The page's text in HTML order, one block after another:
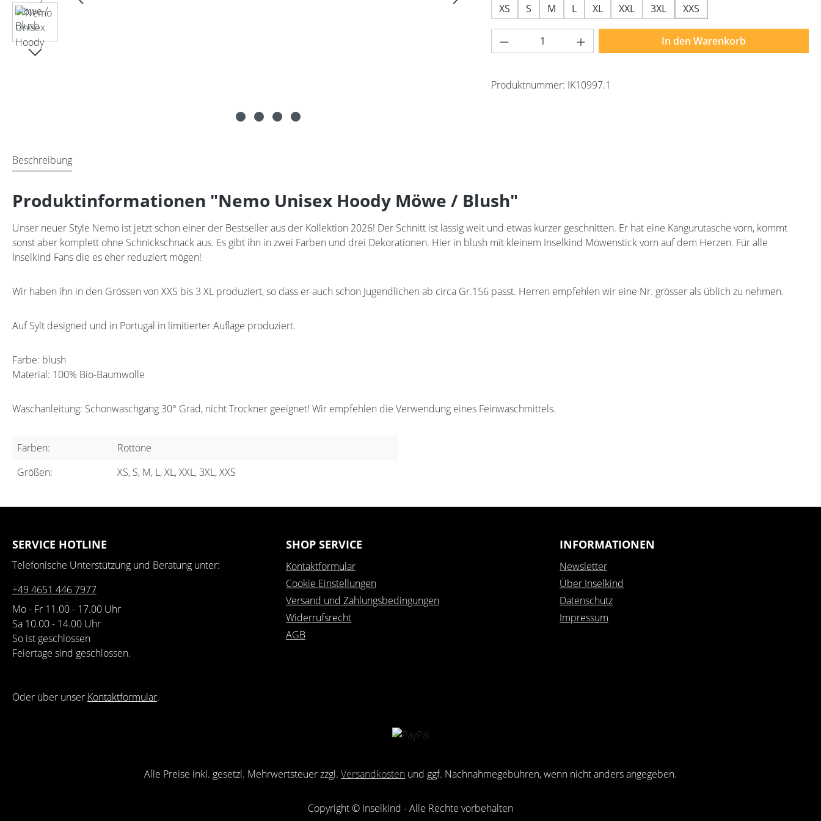
XS
S M L XL XXL 3XL XXS
Produkt Anzahl: Gib den gewünschten Wert ein
In den Warenkorb
Produktnummer: IK10997.1
Beschreibung
Produktinformationen "Nemo Unisex Hoody Möwe / Blush"
Unser neuer Style Nemo ist jetzt schon einer der Bestseller aus der Kollektion 2026! Der Schnitt ist lässig weit und etwas kürzer geschnitten. Er hat eine Kängurutasche vorn, kommt
sonst aber komplett ohne Schnickschnack aus. Es gibt ihn in zwei Farben und drei Dekorationen. Hier in blush mit kleinem Inselkind Möwenstick vorn auf dem Herzen. Für alle
Inselkind Fans die es eher reduziert mögen!
Wir haben ihn in den Grössen von XXS bis 3 XL produziert, so dass er auch schon Jugendlichen ab circa Gr.156 passt. Herren empfehlen wir eine Nr. grösser als üblich zu nehmen.
Auf Sylt designed und in Portugal in limitierter Auflage produziert.
Farbe: blush
Material: 100% Bio-Baumwolle
Waschanleitung: Schonwaschgang 30° Grad, nicht Trockner geeignet! Wir empfehlen die Verwendung eines Feinwaschmittels.
Farben:
Rottöne
Größen:
XS, S, M, L, XL, XXL, 3XL, XXS
SERVICE HOTLINE
Telefonische Unterstützung und Beratung unter:
+49 4651 446 7977
Mo - Fr 11.00 - 17.00 Uhr
Sa 10.00 - 14.00 Uhr
So ist geschlossen
Feiertage sind geschlossen.
Oder über unser Kontaktformular.
SHOP SERVICE
Kontaktformular
Cookie Einstellungen
Versand und Zahlungsbedingungen
Widerrufsrecht
AGB
INFORMATIONEN
Newsletter
Über Inselkind
Datenschutz
Impressum
Alle Preise inkl. gesetzl. Mehrwertsteuer zzgl. Versandkosten und ggf. Nachnahmegebühren, wenn nicht anders angegeben.
Copyright © Inselkind - Alle Rechte vorbehalten